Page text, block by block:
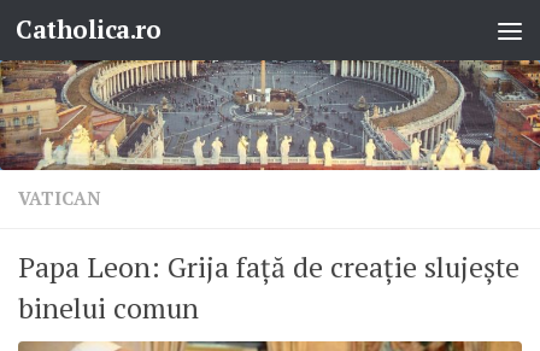
Skip to content
Catholica.ro
VATICAN
Papa Leon: Grija față de creație slujește
binelui comun